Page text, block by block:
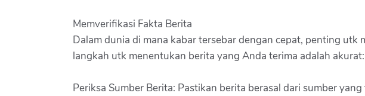
Memverifikasi Fakta Berita
Dalam dunia di mana kabar tersebar dengan cepat, penting
langkah utk menentukan berita yang Anda terima adalah akurat:
Periksa Sumber Berita: Pastikan berita berasal dari sumber